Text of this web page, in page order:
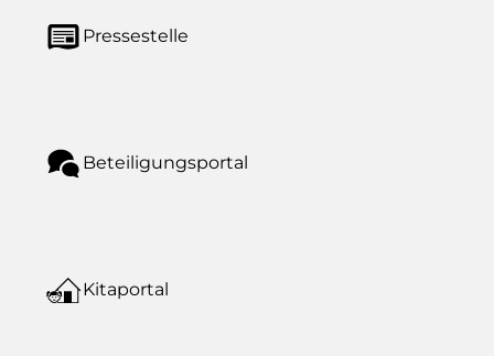
Pressestelle
Beteiligungsportal
Kitaportal